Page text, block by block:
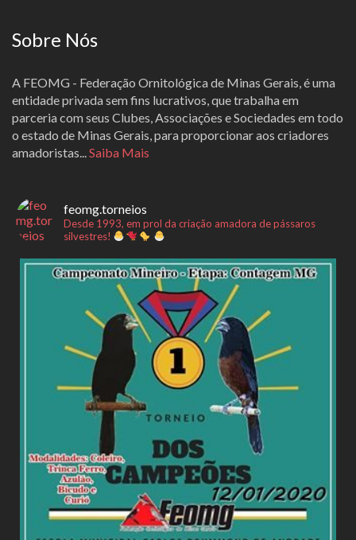
Sobre Nós
A FEOMG - Federação Ornitológica de Minas Gerais, é uma
entidade privada sem fins lucrativos, que trabalha em
parceria com seus Clubes, Associações e Sociedades em todo
o estado de Minas Gerais, para proporcionar aos criadores
amadoristas...Saiba Mais
feomg.torneios
Desde 1993, em prol da criação amadora de pássaros
silvestres!